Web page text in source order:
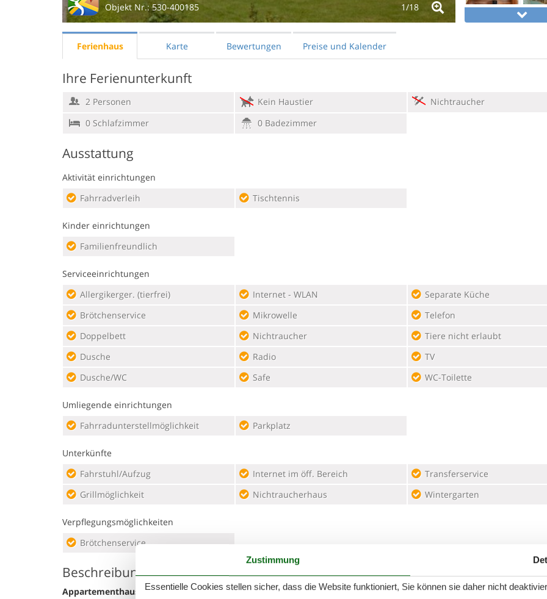
Objekt Nr.:530-400185 1/18
Ferienhaus Karte Bewertungen Preise und Kalender
Ihre Ferienunterkunft
2 Personen Kein Haustier
Nichtraucher
0 Schlafzimmer
0 Badezimmer
Ausstattung
Aktivität einrichtungen
Fahrradverleih
Tischtennis
Kinder einrichtungen
Familienfreundlich
Serviceeinrichtungen
Allergikerger. (tierfrei)
Brötchenservice
Doppelbett
Dusche
Dusche/WC
Internet - WLAN
Mikrowelle
Nichtraucher
Radio
Safe
Separate Küche
Telefon
Tiere nicht erlaubt
TV
WC-Toilette
Umliegende einrichtungen
Fahrradunterstellmöglichkeit
Parkplatz
Unterkünfte
Fahrstuhl/Aufzug
Grillmöglichkeit
Internet im öff. Bereich
Nichtraucherhaus
Transferservice
Wintergarten
Verpflegungsmöglichkeiten
Brötchenservice
Beschreibung
Appartementhaus St. Florian, Appartement Nußbaum
Zustimmung
Essentielle Cookies stellen sicher, dass die Website funktioniert, Sie können sie daher nicht